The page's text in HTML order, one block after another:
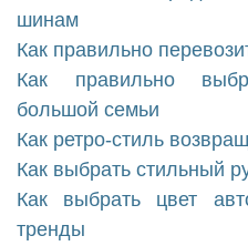
шинам
Как правильно
Как правильно
большой семьи
Как ретро-стиль
Как выбрать стильный
Как выбрать цвет
тренды